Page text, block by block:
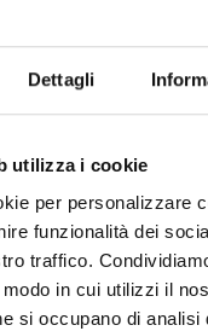
Dettagli
utilizza i cookie
per personalizzare
funzionalità dei
traffico.
in cui utilizzi il
si occupano di analisi